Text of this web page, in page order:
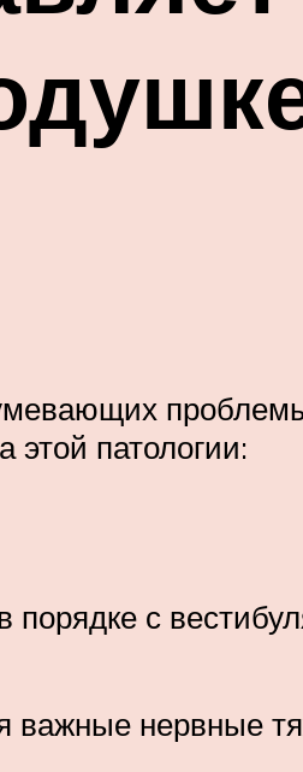
патологии:
порядке с
важные нервные